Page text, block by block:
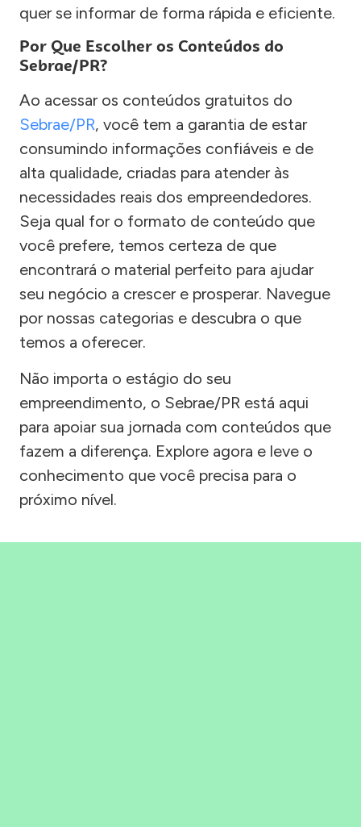
quer se informar de forma rápida e eficiente.
Por Que Escolher os Conteúdos do
Sebrae/PR?
Ao acessar os conteúdos gratuitos do
Sebrae/PR, você tem a garantia de estar
consumindo informações confiáveis e de
alta qualidade, criadas para atender às
necessidades reais dos empreendedores.
Seja qual for o formato de conteúdo que
você prefere, temos certeza de que
encontrará o material perfeito para ajudar
seu negócio a crescer e prosperar. Navegue
por nossas categorias e descubra o que
temos a oferecer.
Não importa o estágio do seu
empreendimento, o Sebrae/PR está aqui
para apoiar sua jornada com conteúdos que
fazem a diferença. Explore agora e leve o
conhecimento que você precisa para o
próximo nível.